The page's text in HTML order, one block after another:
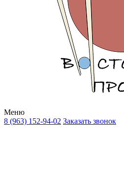
Меню
8 (963) 152-94-02 Заказать звонок